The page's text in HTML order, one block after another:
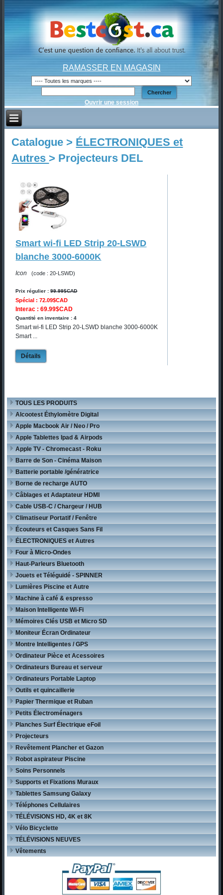
RAMASSER EN MAGASIN
Ouvrir une session
Catalogue > ÉLECTRONIQUES et
Autres > Projecteurs DEL
Smart wi-fi LED Strip 20-LSWD
blanche 3000-6000K
Icon (code : 20-LSWD)
Prix régulier :99.99$CAD
Spécial : 72.09$CAD
Interac : 69.99$CAD
Quantité en inventaire : 4
Smart wi-fi LED Strip 20-LSWD blanche 3000-6000K
Smart ...
Détails
TOUS LES PRODUITS
Alcootest Éthylomètre Digital
Apple Macbook Air / Neo / Pro
Apple Tablettes Ipad & Airpods
Apple TV - Chromecast - Roku
Barre de Son - Cinéma Maison
Batterie portable /génératrice
Borne de recharge AUTO
Câblages et Adaptateur HDMI
Cable USB-C / Chargeur / HUB
Climatiseur Portatif / Fenêtre
Écouteurs et Casques Sans Fil
ÉLECTRONIQUES et Autres
Four à Micro-Ondes
Haut-Parleurs Bluetooth
Jouets et Téléguidé - SPINNER
Lumières Piscine et Autre
Machine à café & espresso
Maison Intelligente Wi-Fi
Mémoires Clés USB et Micro SD
Moniteur Écran Ordinateur
Montre Intelligentes / GPS
Ordinateur Pièce et Acessoires
Ordinateurs Bureau et serveur
Ordinateurs Portable Laptop
Outils et quincaillerie
Papier Thermique et Ruban
Petits Électroménagers
Planches Surf Électrique eFoil
Projecteurs
Revêtement Plancher et Gazon
Robot aspirateur Piscine
Soins Personnels
Supports et Fixations Muraux
Tablettes Samsung Galaxy
Téléphones Cellulaires
TÉLÉVISIONS HD, 4K et 8K
Vélo Bicyclette
TÉLÉVISIONS NEUVES
Vêtements